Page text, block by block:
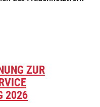
ZUR
2026